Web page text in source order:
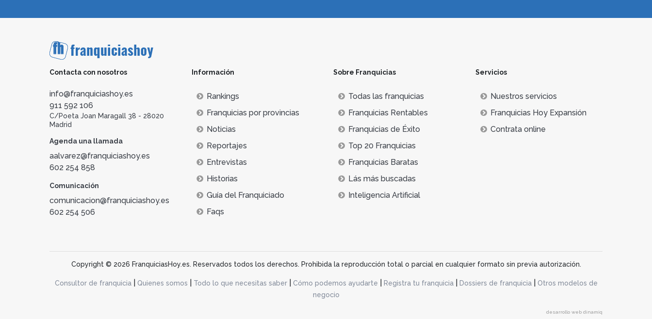
Contacta con nosotros
info@franquiciashoy.es
911 592 106
C/Poeta Joan Maragall 38 - 28020
Madrid
Agenda una llamada
aalvarez@franquiciashoy.es
602 254 858
Comunicación
comunicacion@franquiciashoy.es
602 254 506
Información
Rankings
Franquicias por provincias
Noticias
Reportajes
Entrevistas
Historias
Guía del Franquiciado
Faqs
Sobre Franquicias
Todas las franquicias
Franquicias Rentables
Franquicias de Éxito
Top 20 Franquicias
Franquicias Baratas
Lás más buscadas
Inteligencia Artificial
Servicios
Nuestros servicios
Franquicias Hoy Expansión
Contrata online
Copyright © 2026 FranquiciasHoy.es. Reservados todos los derechos. Prohibida la reproducción total o parcial en cualquier formato sin previa autorización.
Consultor de franquicia| Quienes somos Todo lo que necesitas saber| Cómo podemos ayudarte Registra tu franquicia| Dossiers de franquicia|
Otros modelos de
negocio
desarrollo web dinamiq